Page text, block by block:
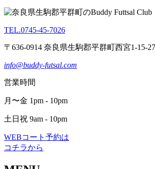
TEL.0745-45-7026
〒636-0914 奈良県生駒郡平群町西宮1-15-27
info@buddy-futsal.com
営業時間
月〜金 1pm - 10pm
土日祝 9am - 10pm
WEBコート予約は
コチラから